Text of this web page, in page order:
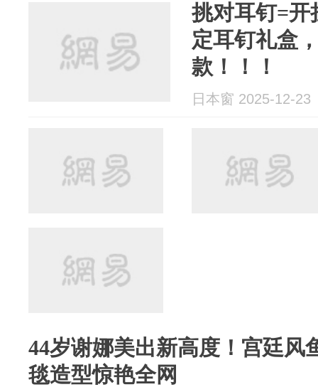
挑对耳钉=开
定耳钉礼盒
款！！！
日本窗 2025-12-23
44岁谢娜美出新高度！宫廷风
毯造型惊艳全网